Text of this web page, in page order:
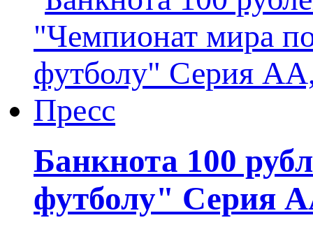
Банкнота 100
футболу" Серия